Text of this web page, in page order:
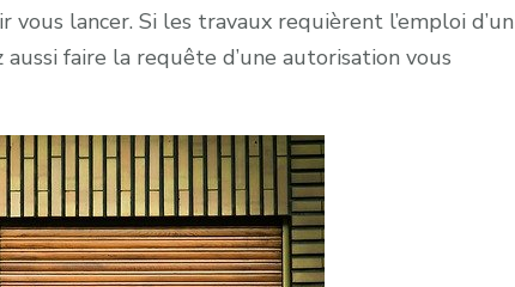
lancer. Si les travaux requièrent l’emploi d’un
faire la requête d’une autorisation vous